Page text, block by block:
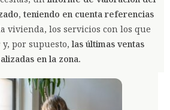
teniendo en cuenta referencias
vivienda, los servicios con los que
por supuesto,las últimas ventas
en la zona.